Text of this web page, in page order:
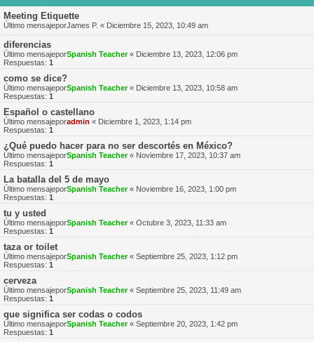
Meeting Etiquette
Último mensajeporJames P. « Diciembre 15, 2023, 10:49 am
diferencias
Último mensajeporSpanish Teacher« Diciembre 13, 2023, 12:06 pm
Respuestas: 1
como se dice?
Último mensajeporSpanish Teacher« Diciembre 13, 2023, 10:58 am
Respuestas: 1
Español o castellano
Último mensajeporadmin « Diciembre 1, 2023, 1:14 pm
Respuestas: 1
¿Qué puedo hacer para no ser descortés en México?
Último mensajeporSpanish Teacher« Noviembre 17, 2023, 10:37 am
Respuestas: 1
La batalla del 5 de mayo
Último mensajeporSpanish Teacher« Noviembre 16, 2023, 1:00 pm
Respuestas: 1
tu y usted
Último mensajeporSpanish Teacher« Octubre 3, 2023, 11:33 am
Respuestas: 1
taza or toilet
Último mensajeporSpanish Teacher« Septiembre 25, 2023, 1:12 pm
Respuestas: 1
cerveza
Último mensajeporSpanish Teacher« Septiembre 25, 2023, 11:49 am
Respuestas: 1
que significa ser codas o codos
Último mensajeporSpanish Teacher« Septiembre 20, 2023, 1:42 pm
Respuestas: 1